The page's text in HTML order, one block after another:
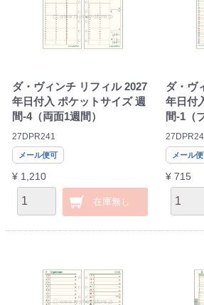
ダ・ヴィンチ リフィル 2027
年日付入 ポケットサイズ 週
間-4（両面1週間）
27DPR241
メール便可
¥ 1,210
在庫無し
ダ・ヴ
年日付
間-1（
メール
¥ 715